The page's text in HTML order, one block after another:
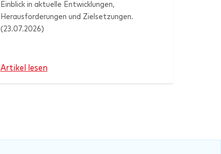
Einblick in aktuelle Entwicklungen,
Herausforderungen und Zielsetzungen.
(23.07.2026)
Artikel lesen